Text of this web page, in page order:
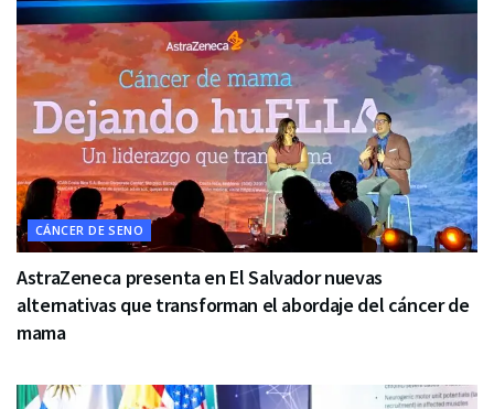
CÁNCER DE SENO
AstraZeneca presenta en El Salvador nuevas
alternativas que transforman el abordaje del cáncer de
mama